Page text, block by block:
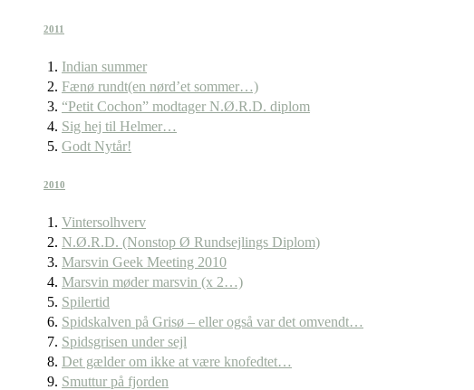
2011
Indian summer
Fænø rundt(en nørd’et sommer…)
“Petit Cochon” modtager N.Ø.R.D. diplom
Sig hej til Helmer…
Godt Nytår!
2010
Vintersolhverv
N.Ø.R.D. (Nonstop Ø Rundsejlings Diplom)
Marsvin Geek Meeting 2010
Marsvin møder marsvin (x 2…)
Spilertid
Spidskalven på Grisø – eller også var det omvendt…
Spidsgrisen under sejl
Det gælder om ikke at være knofedtet…
Smuttur på fjorden